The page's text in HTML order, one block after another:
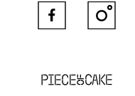
Piece of Cake
 